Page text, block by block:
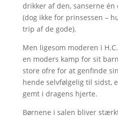
drikker af den, sanserne
(dog ikke for prinsessen –
trip af de gode).
Men ligesom moderen i
en moders kamp for sit
store ofre for at genfinde
hende selvfølgelig til sidst,
gemt i dragens hjerte.
Børnene i salen bliver